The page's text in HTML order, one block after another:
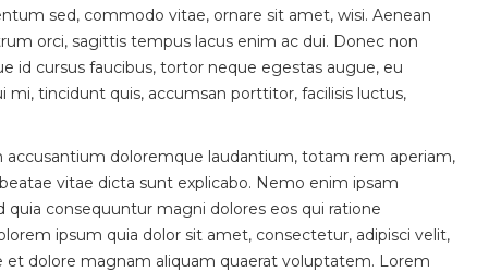
sed, commodo vitae, ornare sit amet, wisi. Aenean
orci, sagittis tempus lacus enim ac dui. Donec non
id cursus faucibus, tortor neque egestas augue, eu
tincidunt quis, accumsan porttitor, facilisis luctus,
doloremque laudantium, totam rem aperiam,
vitae dicta sunt explicabo. Nemo enim ipsam
consequuntur magni dolores eos qui ratione
ipsum quia dolor sit amet, consectetur, adipisci velit,
dolore magnam aliquam quaerat voluptatem. Lorem